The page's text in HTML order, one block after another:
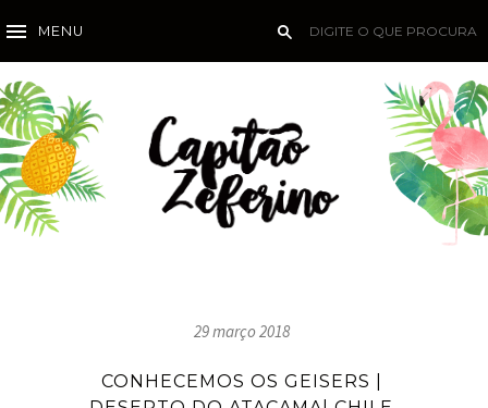
MENU
29 março 2018
CONHECEMOS OS GEISERS |